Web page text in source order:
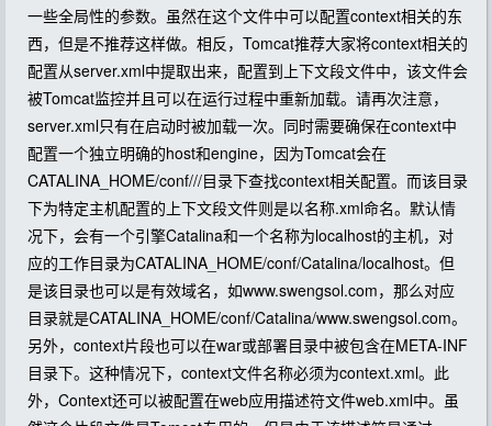
一些全局性的参数。虽然在这个文件中可以配置context相关的东
西，但是不推荐这样做。相反，Tomcat推荐大家将context相关的
配置从server.xml中提取出来，配置到上下文段文件中，该文件会
被Tomcat监控并且可以在运行过程中重新加载。请再次注意，
server.xml只有在启动时被加载一次。同时需要确保在context中
配置一个独立明确的host和engine，因为Tomcat会在
CATALINA_HOME/conf///目录下查找context相关配置。而该目录
下为特定主机配置的上下文段文件则是以名称.xml命名。默认情
况下，会有一个引擎Catalina和一个名称为localhost的主机，对
应的工作目录为CATALINA_HOME/conf/Catalina/localhost。但
是该目录也可以是有效域名，如www.swengsol.com，那么对应
目录就是CATALINA_HOME/conf/Catalina/www.swengsol.com。
另外，context片段也可以在war或部署目录中被包含在META-INF
目录下。这种情况下，context文件名称必须为context.xml。此
外，Context还可以被配置在web应用描述符文件web.xml中。虽